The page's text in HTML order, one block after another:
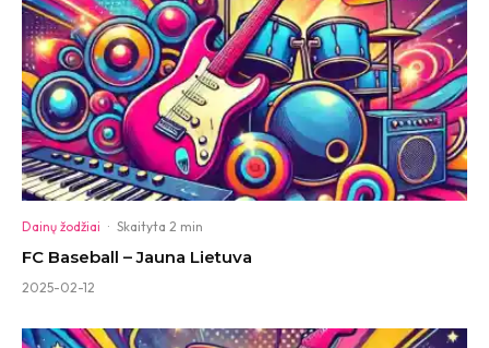
Dainų žodžiai · Skaityta 2 min
FC Baseball – Jauna Lietuva
2025-02-12